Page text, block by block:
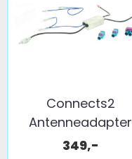
Connects2
Antenneadapter
(FM) 2 x fakra ...
349,-